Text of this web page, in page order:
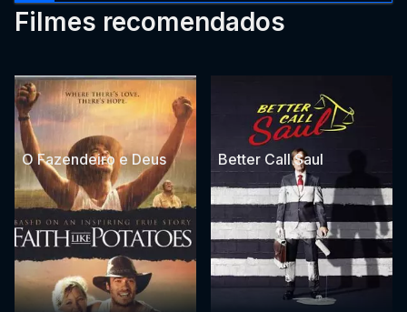
Filmes recomendados
O Fazendeiro e Deus Better Call Saul